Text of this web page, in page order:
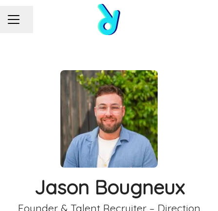
MENU CARRIÈRE
Partager la page
Jason Bougneux
Founder & Talent Recruiter – Direction